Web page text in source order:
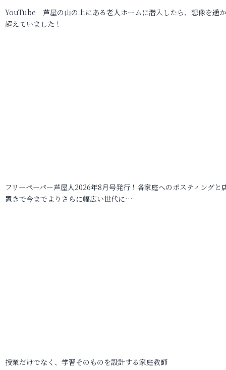
YouTube 芦屋の山の上にある老人ホームに潜入したら、想像を遥
超えていました！
フリーペーパー芦屋人2026年8月号発行！各家庭へのポスティングと
置きで今までよりさらに幅広い世代に…
授業だけでなく、学習そのものを設計する家庭教師